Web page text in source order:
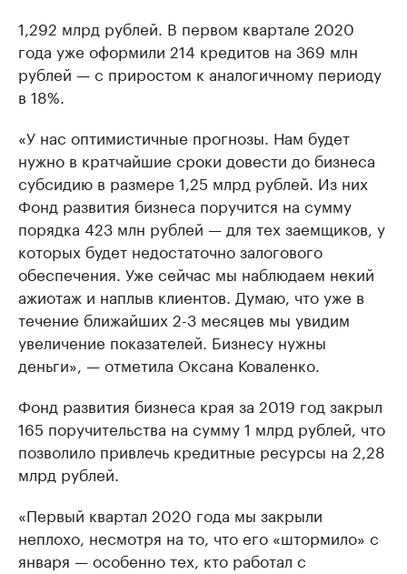
1,292 млрд рублей. В первом квартале 2020
года уже оформили 214 кредитов на 369 млн
рублей — с приростом к аналогичному периоду
в 18%.
«У нас оптимистичные прогнозы. Нам будет
нужно в кратчайшие сроки довести до бизнеса
субсидию в размере 1,25 млрд рублей. Из них
Фонд развития бизнеса поручится на сумму
порядка 423 млн рублей — для тех заемщиков, у
которых будет недостаточно залогового
обеспечения. Уже сейчас мы наблюдаем некий
ажиотаж и наплыв клиентов. Думаю, что уже в
течение ближайших 2-3 месяцев мы увидим
увеличение показателей. Бизнесу нужны
деньги», — отметила Оксана Коваленко.
Фонд развития бизнеса края за 2019 год закрыл
165 поручительства на сумму 1 млрд рублей, что
позволило привлечь кредитные ресурсы на 2,28
млрд рублей.
«Первый квартал 2020 года мы закрыли
неплохо, несмотря на то, что его «штормило» с
января — особенно тех, кто работал с